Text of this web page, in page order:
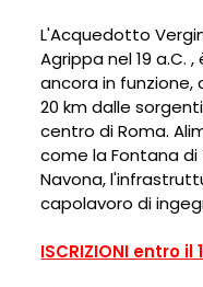
L'Acquedotto
Agrippa nel 19 a.C.
ancora in
20 km dalle
centro di Roma.
come la Fontana di
Navona,
capolavoro di
ISCRIZIONI entro il